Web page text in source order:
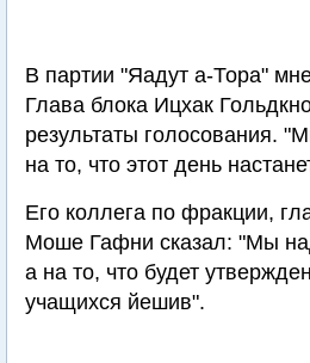
В партии "Яадут а-Тора"
Глава блока Ицхак
результаты голосования.
на то, что этот день
Его коллега по фракции,
Моше Гафни сказал: "Мы
а на то, что будет
учащихся йешив".